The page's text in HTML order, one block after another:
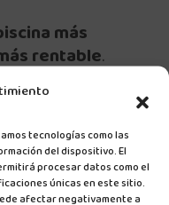
tecnologías como las
del dispositivo. El
procesar datos como el
únicas en este sitio.
afectar negativamente a
más
rentable.
privadas
integral,
funcione al